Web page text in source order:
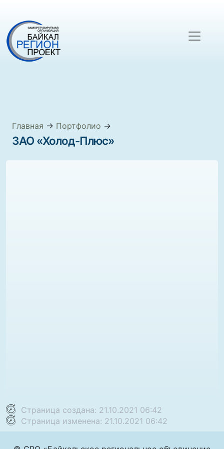
Главная → Портфолио →
ЗАО «Холод-Плюс»
Страница создана: 21.10.2021 06:42
Страница изменена: 21.10.2021 06:42